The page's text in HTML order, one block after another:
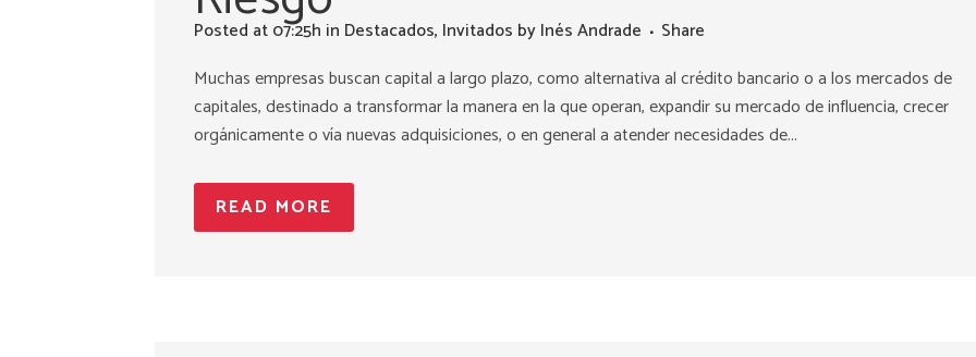
Posted at 07:25h in Destacados, Invitados byInés Andrade
Share
Muchas empresas buscan capital a largo plazo, como alternativa al crédito bancario o a los mercados de
capitales, destinado a transformar la manera en la que operan, expandir su mercado de influencia, crecer
orgánicamente o vía nuevas adquisiciones, o en general a atender necesidades de...
READ MORE